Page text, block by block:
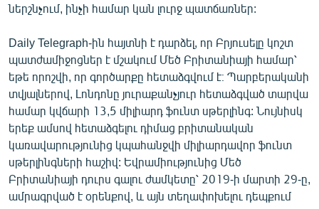
ներշնչում, ինչի համար կան լուրջ պատճառներ:
Daily Telegraph-ին հայտնի է դարձել, որ Բրյուսելը կոշտ
պատժամիջոցներ է մշակում Մեծ Բրիտանիայի համար՝
եթե որոշվի, որ գործարքը հետաձգվում է։ Պարբերականի
տվյալներով, Լոնդոնը յուրաքանչյուր հետաձգված տարվա
համար կվճարի 13,5 միլիարդ ֆունտ սթերլինգ: Նույնիսկ
երեք ամսով հետաձգելու դիմաց բրիտանական
կառավարությունից կպահանջվի միլիարդավոր ֆունտ
սթերլինգների հաշիվ: Եվրամիությունից Մեծ
Բրիտանիայի դուրս գալու ժամկետը՝ 2019-ի մարտի 29-ը,
ամրագրված է օրենքով, և այն տեղափոխելու դեպքում